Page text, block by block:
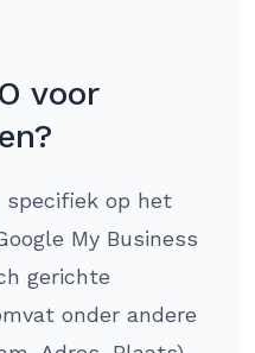
voor
specifiek op het
My Business
gerichte
onder andere